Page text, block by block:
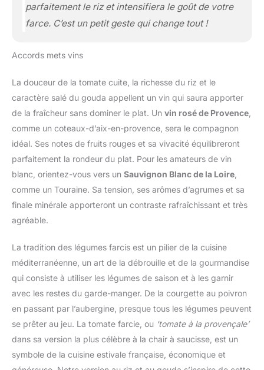
parfaitement le riz et intensifiera le goût de votre
farce. C’est un petit geste qui change tout !
Accords mets vins
La douceur de la tomate cuite, la richesse du riz et le
caractère salé du gouda appellent un vin qui saura apporter
de la fraîcheur sans dominer le plat. Un vin rosé de Provence
comme un coteaux-d’aix-en-provence, sera le compagnon
idéal. Ses notes de fruits rouges et sa vivacité équilibreront
parfaitement la rondeur du plat. Pour les amateurs de vin
blanc, orientez-vous vers un Sauvignon Blanc de la Loire
comme un Touraine. Sa tension, ses arômes d’agrumes et sa
finale minérale apporteront un contraste rafraîchissant et très
agréable.
La tradition des légumes farcis est un pilier de la cuisine
méditerranéenne, un art de la débrouille et de la gourmandise
qui consiste à utiliser les légumes de saison et à les garnir
avec les restes du garde-manger. De la courgette au poivron
en passant par l’aubergine, presque tous les légumes peuvent
se prêter au jeu. La tomate farcie, ou ‘tomate à la provençale’
dans sa version la plus célèbre à la chair à saucisse, est un
symbole de la cuisine estivale française, économique et